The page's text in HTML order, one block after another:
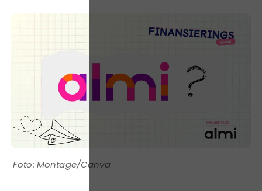
Montage/Canva